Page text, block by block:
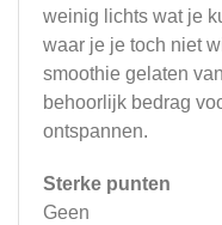
weinig lichts wat je
waar je je toch niet
smoothie gelaten
behoorlijk bedrag
ontspannen.
Sterke punten
Geen